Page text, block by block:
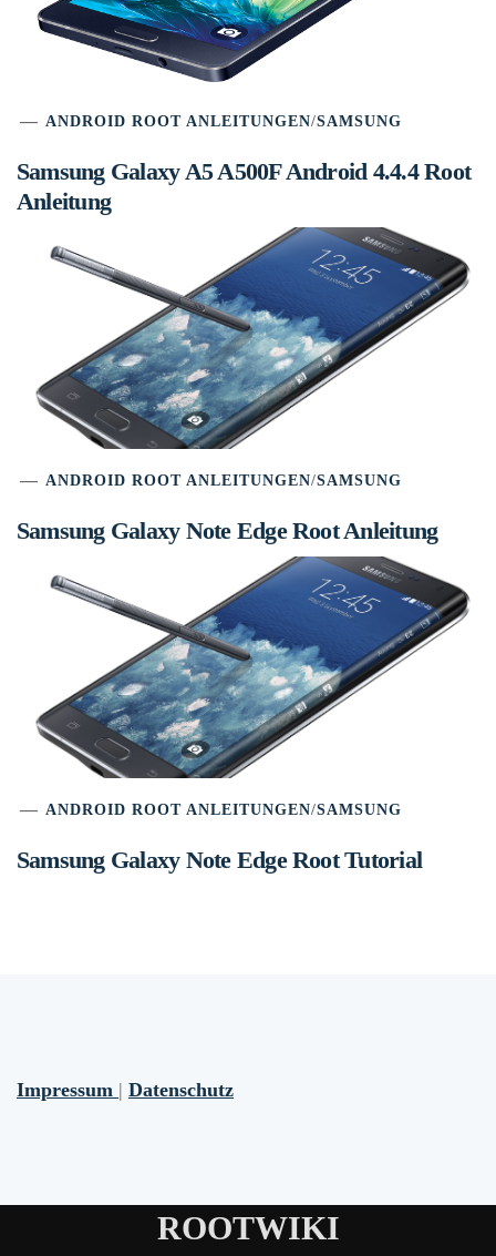
ANDROID ROOT ANLEITUNGEN/SAMSUNG
Samsung Galaxy A5 A500F Android 4.4.4 Root
Anleitung
ANDROID ROOT ANLEITUNGEN/SAMSUNG
Samsung Galaxy Note Edge Root Anleitung
ANDROID ROOT ANLEITUNGEN/SAMSUNG
Samsung Galaxy Note Edge Root Tutorial
Impressum | Datenschutz
ROOTWIKI